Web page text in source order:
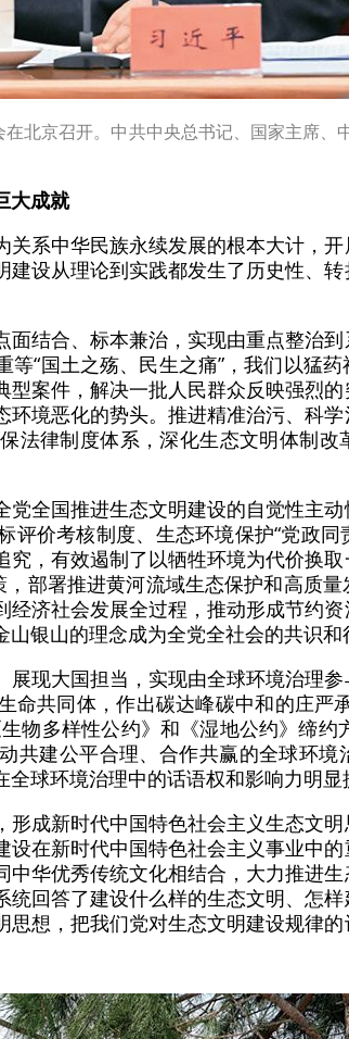
北京召开。中共中央总书记、国家主席、
大成就
系中华民族永续发展的根本大计，
设从理论到实践都发生了历史性、
结合、标本兼治，实现由重点整治
“国土之殇、民生之痛”，我们以猛
案件，解决一批人民群众反映强烈
境恶化的势头。推进精准治污、科
法律制度体系，深化生态文明体制
全国推进生态文明建设的自觉性主
价考核制度、生态环境保护“党政同
，有效遏制了以牺牲环境为代价换
部署推进黄河流域生态保护和高质
济社会发展全过程，推动形成节约
银山的理念成为全党全社会的共识和
现大国担当，实现由全球环境治理
命共同体，作出碳达峰碳中和的庄严
物多样性公约》和《湿地公约》缔约
共建公平合理、合作共赢的全球环
球环境治理中的话语权和影响力明显
成新时代中国特色社会主义生态文
在新时代中国特色社会主义事业中
华优秀传统文化相结合，大力推进生
回答了建设什么样的生态文明、怎
想，把我们党对生态文明建设规律